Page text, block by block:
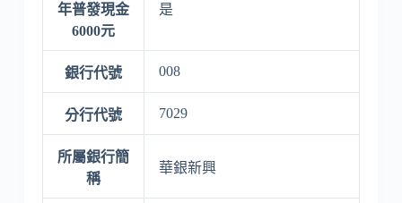
年普發現金
6000元
是
銀行代號 008
分行代號 7029
所屬銀行簡
稱
華銀新興